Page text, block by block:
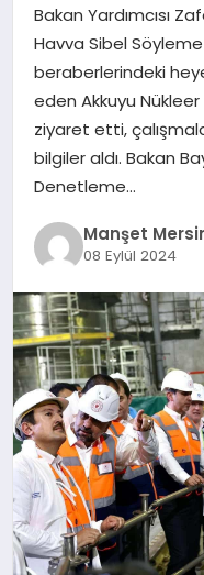
KÜLTÜR SANAT
MAGAZİN
SAĞLIK
SİYASET
SPOR
DİĞER
Bakan Yardımcısı
Havva Sibel
beraberlerindeki
eden Akkuyu
ziyaret etti,
bilgiler aldı. Bakan
Denetleme…
Manşet
08 Eylül 2024